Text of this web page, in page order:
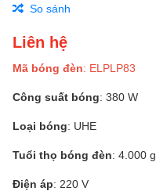
So sánh
Liên hệ
Mã bóng đèn: ELPLP83
Công suất bóng: 380 W
Loại bóng: UHE
Tuổi thọ bóng đèn: 4.000
Điện áp: 220 V